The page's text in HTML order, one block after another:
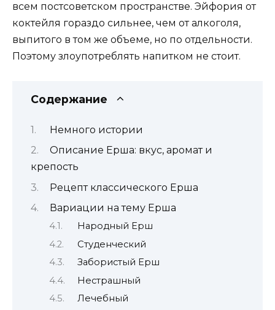
всем постсоветском пространстве. Эйфория от
коктейля гораздо сильнее, чем от алкоголя,
выпитого в том же объеме, но по отдельности.
Поэтому злоупотреблять напитком не стоит.
Содержание
Немного истории
Описание Ерша: вкус, аромат и
крепость
Рецепт классического Ерша
Вариации на тему Ерша
Народный Ерш
Студенческий
Забористый Ерш
Нестрашный
Лечебный